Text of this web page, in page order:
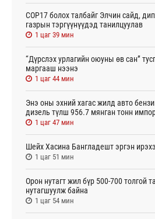
СОР17 болох талбайг Элчин сайд,
газрын тэргүүнүүдэд танилцуулав
1 цаг 39 мин
“Дүрслэх урлагийн оюуны өв сан”
маргааш нээнэ
1 цаг 44 мин
Энэ оны эхний хагас жилд авто
дизель түлш 956.7 мянган тонн
1 цаг 47 мин
Шейх Хасина Бангладешт эргэн
1 цаг 51 мин
Орон нутагт жил бүр 500-700 толгой
нутагшуулж байна
1 цаг 54 мин